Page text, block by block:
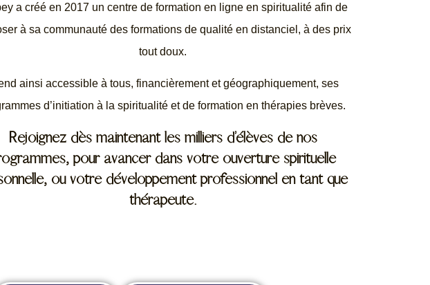
a créé en 2017 un centre de formation en ligne en spiritualité afin de
à sa communauté des formations de qualité en distanciel, à des prix
tout doux.
ainsi accessible à tous, financièrement et géographiquement, ses
d’initiation à la spiritualité et de formation en thérapies brèves.
Rejoignez dès maintenant les milliers d’élèves de nos
pour avancer dans votre ouverture spirituelle
ou votre développement professionnel en tant que
thérapeute.